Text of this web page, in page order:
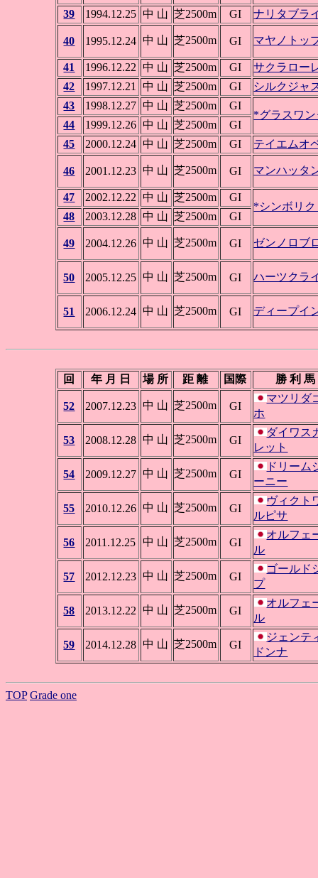
39 1994.12.25 中 山 芝2500m GI ナリタブラ
40 1995.12.24 中 山 芝2500m GI マヤノトッ
41 1996.12.22 中 山 芝2500m GI
サクラロー
42
1997.12.21 中 山 芝2500m GI
シルクジャ
43
1998.12.27 中 山 芝2500m GI
*グラスワ
44
1999.12.26 中 山 芝2500m
GI
45
2000.12.24 中 山 芝2500m GI テイエムオ
46 2001.12.23 中 山 芝2500m GI マンハッタ
47 2002.12.22 中 山 芝2500m GI
*シンボリ
48
2003.12.28 中 山 芝2500m GI
49 2004.12.26 中 山 芝2500m GI ゼンノロブ
50 2005.12.25 中 山 芝2500m GI ハーツクラ
51 2006.12.24 中 山 芝2500m GI ディープイ
回 年 月 日 場 所 距 離 国際 勝 利 馬
52 2007.12.23 中 山 芝2500m GI
マツリダ
ホ
53 2008.12.28 中 山 芝2500m GI
ダイワス
レット
54 2009.12.27 中 山 芝2500m GI
ドリーム
ーニー
55 2010.12.26 中 山 芝2500m GI
ヴィクト
ルピサ
56 2011.12.25 中 山 芝2500m GI
オルフェ
ル
57 2012.12.23 中 山 芝2500m GI
ゴールド
プ
58 2013.12.22 中 山 芝2500m GI
オルフェ
ル
59 2014.12.28 中 山 芝2500m GI
ジェンテ
ドンナ
TOP Grade one